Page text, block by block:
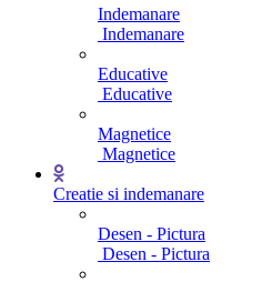
Indemanare
Indemanare
Educative
Educative
Magnetice
Magnetice
Creatie si indemanare
Desen - Pictura
Desen - Pictura